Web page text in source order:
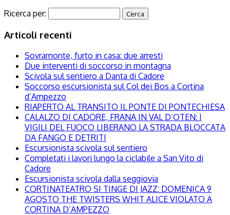
Ricerca per:
Articoli recenti
Sovramonte, furto in casa: due arresti
Due interventi di soccorso in montagna
Scivola sul sentiero a Danta di Cadore
Soccorso escursionista sul Col dei Bos a Cortina
d’Ampezzo
RIAPERTO AL TRANSITO IL PONTE DI PONTECHIESA
CALALZO DI CADORE, FRANA IN VAL D’OTEN: I
VIGILI DEL FUOCO LIBERANO LA STRADA BLOCCATA
DA FANGO E DETRITI
Escursionista scivola sul sentiero
Completati i lavori lungo la ciclabile a San Vito di
Cadore
Escursionista scivola dalla seggiovia
CORTINATEATRO SI TINGE DI JAZZ: DOMENICA 9
AGOSTO THE TWISTERS WHIT ALICE VIOLATO A
CORTINA D’AMPEZZO